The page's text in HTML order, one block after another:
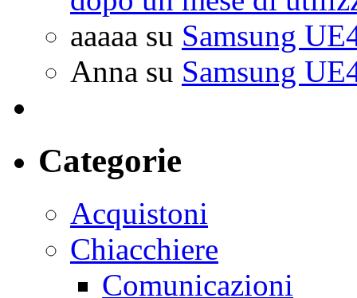
aaaaa su Samsung
Anna su Samsung
Categorie
Acquistoni
Chiacchiere
Comunicazioni